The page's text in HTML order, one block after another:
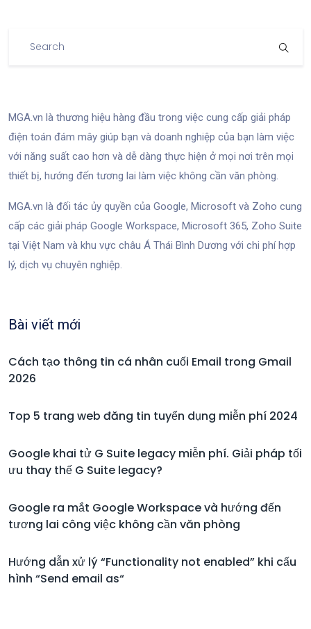
MGA.vn là thương hiệu hàng đầu trong việc cung cấp giải pháp
điện toán đám mây giúp bạn và doanh nghiệp của bạn làm việc
với năng suất cao hơn và dễ dàng thực hiện ở mọi nơi trên mọi
thiết bị, hướng đến tương lai làm việc không cần văn phòng.
MGA.vn là đối tác ủy quyền của Google, Microsoft và Zoho cung
cấp các giải pháp Google Workspace, Microsoft 365, Zoho Suite
tại Việt Nam và khu vực châu Á Thái Bình Dương với chi phí hợp
lý, dịch vụ chuyên nghiệp.
Bài viết mới
Cách tạo thông tin cá nhân cuối Email trong Gmail
2026
Top 5 trang web đăng tin tuyển dụng miễn phí 2024
Google khai tử G Suite legacy miễn phí. Giải pháp tối
ưu thay thế G Suite legacy?
Google ra mắt Google Workspace và hướng đến
tương lai công việc không cần văn phòng
Hướng dẫn xử lý “Functionality not enabled” khi cấu
hình “Send email as“